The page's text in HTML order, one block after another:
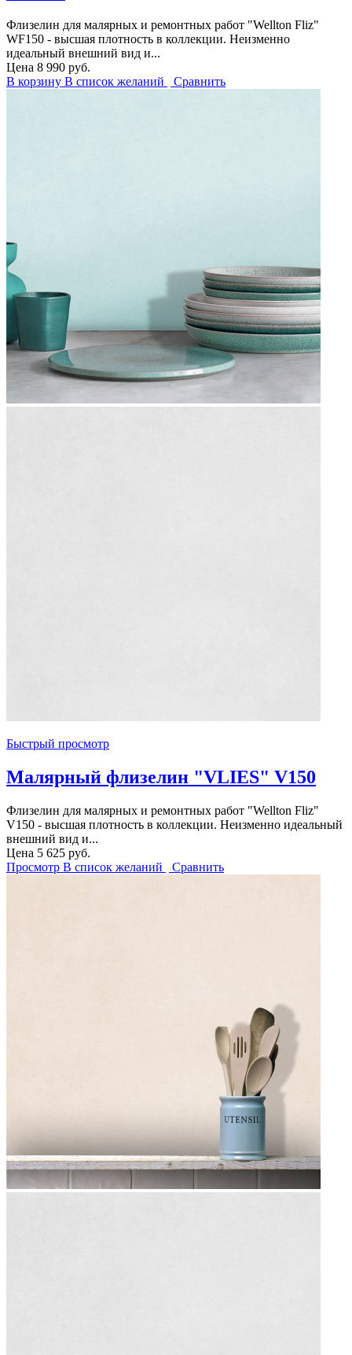
Флизелин для малярных и ремонтных работ "Wellton Fliz"
WF150 - высшая плотность в коллекции. Неизменно
идеальный внешний вид и...
Цена 8 990 руб.
В корзину В список желаний Сравнить
Быстрый просмотр
Малярный флизелин "VLIES" V150
Флизелин для малярных и ремонтных работ "Wellton Fliz"
V150 - высшая плотность в коллекции. Неизменно идеальный
внешний вид и...
Цена 5 625 руб.
Просмотр В список желаний Сравнить